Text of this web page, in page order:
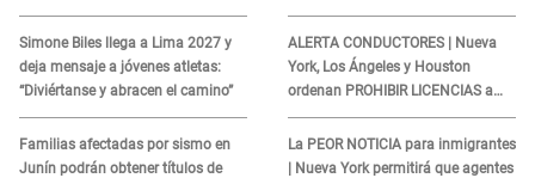
Simone Biles llega a Lima 2027 y
deja mensaje a jóvenes atletas:
“Diviértanse y abracen el camino”
Familias afectadas por sismo en
Junín podrán obtener títulos de
ALERTA CONDUCTORES | Nueva
York, Los Ángeles y Houston
ordenan PROHIBIR LICENCIAS a
quienes no presenten ESTE
DOCUMENTO
La PEOR NOTICIA para inmigrantes
| Nueva York permitirá que agentes